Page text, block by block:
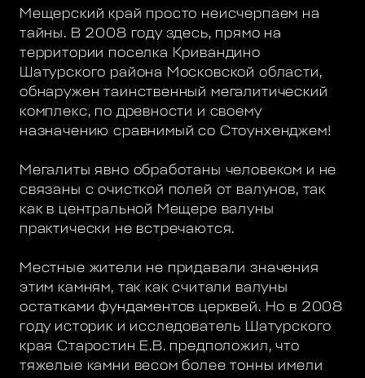
Мещерский край просто неисчерпаем на
тайны. В 2008 году здесь, прямо на
территории поселка Кривандино
Шатурского района Московской области,
обнаружен таинственный мегалитический
комплекс, по древности и своему
назначению сравнимый со Стоунхенджем!
Мегалиты явно обработаны человеком и не
связаны с очисткой полей от валунов, так
как в центральной Мещере валуны
практически не встречаются.
Местные жители не придавали значения
этим камням, так как считали валуны
остатками фундаментов церквей. Но в 2008
году историк и исследователь Шатурского
края Старостин Е.В. предположил, что
тяжелые камни весом более тонны имели